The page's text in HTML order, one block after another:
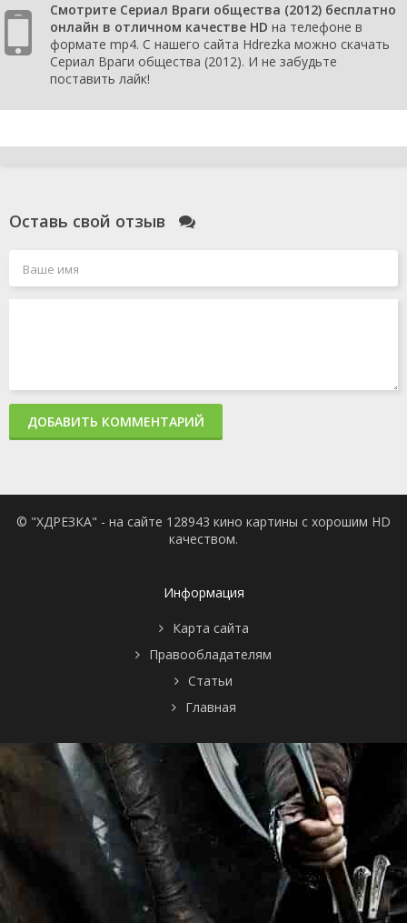
Смотрите Сериал Враги общества (2012) бесплатно
онлайн в отличном качестве HD на телефоне в
формате mp4. С нашего сайта Hdrezka можно скачать
Сериал Враги общества (2012). И не забудьте
поставить лайк!
Оставь свой отзыв
ДОБАВИТЬ КОММЕНТАРИЙ
© "ХДРЕЗКА" - на сайте 128943 кино картины с хорошим HD
качеством.
Информация
Карта сайта
Правообладателям
Статьи
Главная